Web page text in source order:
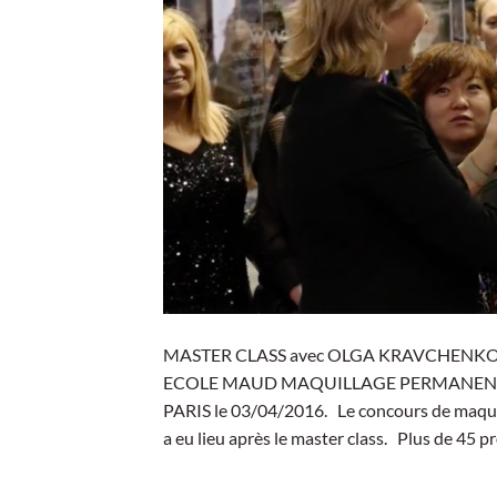
MASTER CLASS avec OLGA
ECOLE MAUD MAQUILLAGE
PARIS le 03/04/2016. Le concours de
a eu lieu après le master class. Plus de 45